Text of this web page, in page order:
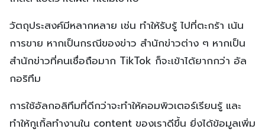
วัตถุประสงค์มีหลากหลาย เช่น ทำให้รับรู้ ไปที่ตะกร้า เน้น
การขาย หากเป็นกรณีของข่าว สำนักข่าวต่าง ๆ หากเป็น
สำนักข่าวที่คนเชื่อถือมาก TikTok ก็จะเข้าได้ยากกว่า อัล
กอริทึม
การใช้อัลกอลิทึมที่ดีกว่าจะทำให้คอมพิวเตอร์เรียนรู้ และ
ทำให้กูเกิ้ลทำงานใน content ของเราดีขึ้น ยิ่งได้ข้อมูลเพิ่ม